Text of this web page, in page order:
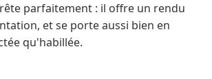
parfaitement : il offre un rendu
et se porte aussi bien en
qu'habillée.